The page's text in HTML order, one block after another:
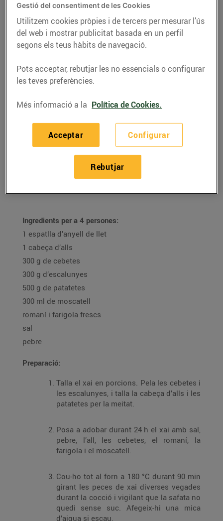
RECEPTES
Anyell de llet rostit amb
cebetes i moscatell
Ingredients per a 4 persones:
1 espatlla d’anyell de llet
1 cabeça d’alls
300 g de cebetes
300 g d’escalunyes
500 g de patatetes
300 ml de moscatell
romaní i farigola frescs
sal
pebre
Preparació:
Talla el xai en porcions. Pela les cebetes i
les escalunyes, i talla la cabeça d’alls i les
patatetes per la meitat.
Posa a adobar durant 24 h el xai amb sal,
pebre, l’all, les cebetes, el romaní, la
farigola i el moscatell.
Cou-ho tot al forn a 180 °C durant 90 min
girant les peces de xai diverses vegades
durant la cocció i vigilant que la safata no
quedi sense suc. Afegeix-hi una mica
d’aigua si escau.
Gestió del consentiment de les Cookies
Utilitzem cookies pròpies i de tercers per mesurar l’ús
del web i mostrar publicitat basada en un perfil
segons els teus hàbits de navegació.
Pots acceptar, rebutjar les no essencials o configurar
les teves preferències.
Més informació a la Política de Cookies.
Configurar
Rebutjar
Acceptar